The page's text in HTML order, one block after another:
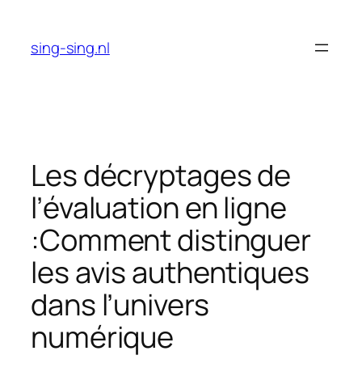
content
sing-sing.nl
Les décryptages de
l’évaluation en ligne
:Comment distinguer
les avis authentiques
dans l’univers
numérique